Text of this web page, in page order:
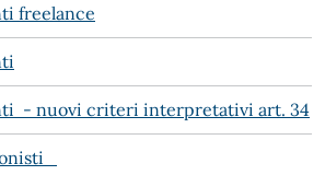
freelance
- nuovi criteri interpretativi art. 34